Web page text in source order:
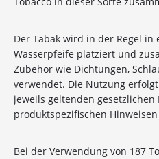
Der Tabak wird in der Regel
Wasserpfeife platziert und
Zubehör wie Dichtungen,
verwendet. Die Nutzung
jeweils geltenden
produktspezifischen
Bei der Verwendung von 187
10%
auf deine